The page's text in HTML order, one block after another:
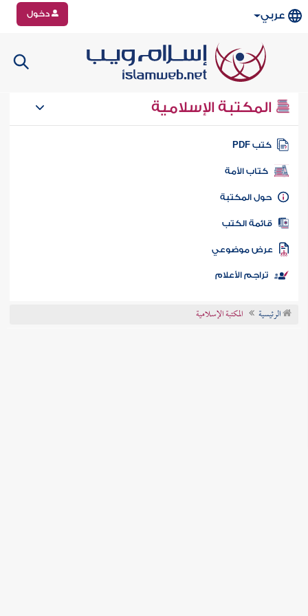
عربي دخول
المكتبة الإسلامية
كتب PDF
كتاب الأمة
المكتبة
الكتب
موضوعي
تراجم الأعلام
الرئيسية المكتبة الإسلامية